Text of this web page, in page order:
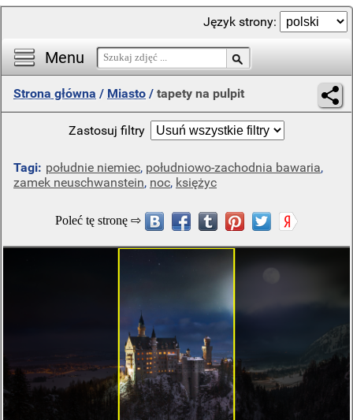
Menu
Język strony:
Strona główna / Miasto / tapety na pulpit
Zastosuj filtry
Tagi: południe niemiec, południowo-zachodnia bawaria,
zamek neuschwanstein, noc, księżyc